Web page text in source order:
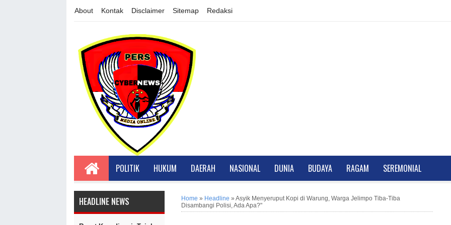
About Kontak Disclaimer Sitemap Redaksi
POLITIK HUKUM DAERAH NASIONAL DUNIA BUDAYA RAGAM SEREMONIAL
HEADLINE NEWS Home » Headline » Asyik Menyeruput Kopi di Warung, Warga Jelimpo Tiba-Tiba
Disambangi Polisi, Ada Apa?"